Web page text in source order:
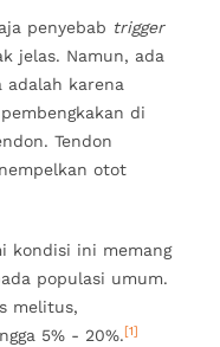
penyebab trigger
jelas. Namun, ada
adalah karena
di
Tendon
otot
kondisi ini memang
populasi umum.
melitus,
5% - 20%.[1]